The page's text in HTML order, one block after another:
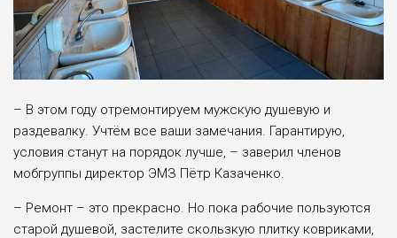
– В этом году отремонтируем мужскую душевую и
раздевалку. Учтём все ваши замечания. Гарантирую,
условия станут на порядок лучше, – заверил членов
мобгруппы директор ЭМЗ Пётр Казаченко.
– Ремонт – это прекрасно. Но пока рабочие пользуются
старой душевой, застелите скользкую плитку ковриками,